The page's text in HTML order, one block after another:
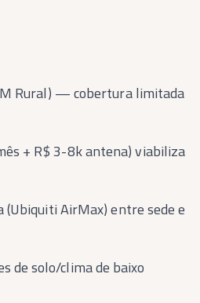
Rural) — cobertura limitada
+ R$ 3-8k antena) viabiliza
(Ubiquiti AirMax) entre sede e
de solo/clima de baixo